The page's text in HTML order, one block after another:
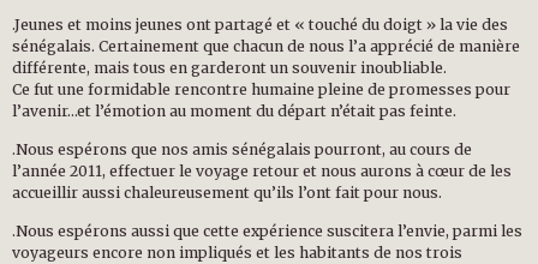
.Jeunes et moins jeunes ont partagé et « touché du doigt » la vie des
sénégalais. Certainement que chacun de nous l’a apprécié de manière
différente, mais tous en garderont un souvenir inoubliable.
Ce fut une formidable rencontre humaine pleine de promesses pour
l’avenir…et l’émotion au moment du départ n’était pas feinte.
.Nous espérons que nos amis sénégalais pourront, au cours de
l’année 2011, effectuer le voyage retour et nous aurons à cœur de les
accueillir aussi chaleureusement qu’ils l’ont fait pour nous.
.Nous espérons aussi que cette expérience suscitera l’envie, parmi les
voyageurs encore non impliqués et les habitants de nos trois